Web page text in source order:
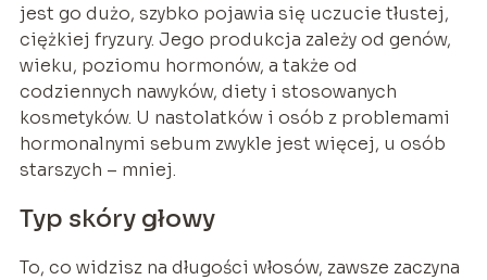
jest go dużo, szybko pojawia się uczucie tłustej,
ciężkiej fryzury. Jego produkcja zależy od genów,
wieku, poziomu hormonów, a także od
codziennych nawyków, diety i stosowanych
kosmetyków. U nastolatków i osób z problemami
hormonalnymi sebum zwykle jest więcej, u osób
starszych – mniej.
Typ skóry głowy
To, co widzisz na długości włosów, zawsze zaczyna